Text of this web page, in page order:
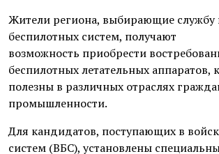
Жители региона, выбирающие службу
беспилотных систем, получают
возможность приобрести
беспилотных летательных аппаратов,
полезны в различных отраслях
промышленности.
Для кандидатов, поступающих в
систем (ВБС), установлены